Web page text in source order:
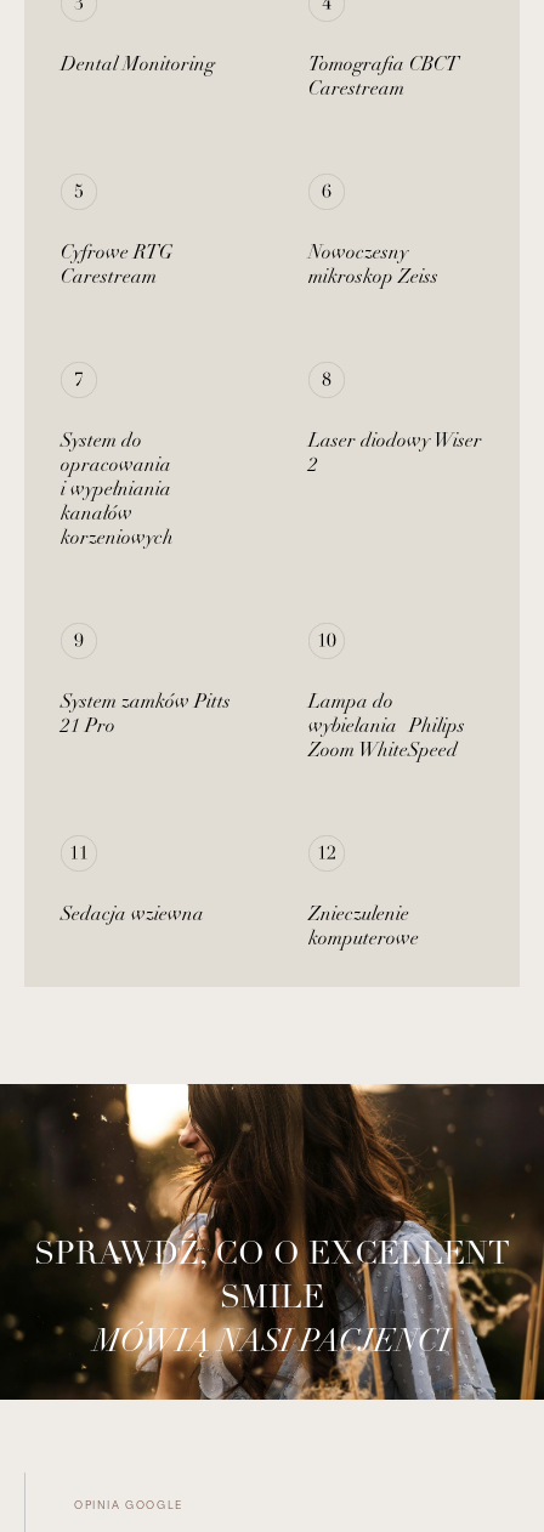
Dental Monitoring
Tomografia CBCT
Carestream
Cyfrowe RTG
Carestream
Nowoczesny
mikroskop Zeiss
System do
opracowania
i wypełniania
kanałów
korzeniowych
Laser diodowy Wiser
2
System zamków Pitts
21 Pro
Lampa do
wybielania Philips
Zoom WhiteSpeed
Sedacja wziewna
Znieczulenie
komputerowe
SPRAWDŹ, CO O EXCELLENT
SMILE
MÓWIĄ NASI PACJENCI
OPINIA GOOGLE